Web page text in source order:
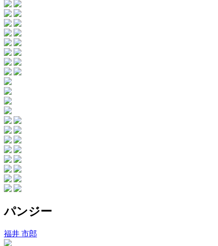
パンジー
福井 市郎